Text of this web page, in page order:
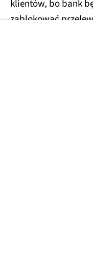
klientów, bo bank
zablokować